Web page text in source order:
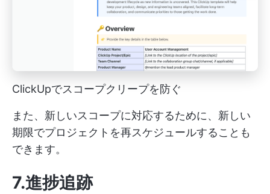
ClickUpでスコープクリープを防ぐ
また、新しいスコープに対応するために、新しい
期限でプロジェクトを再スケジュールすることも
できます。
7.進捗追跡